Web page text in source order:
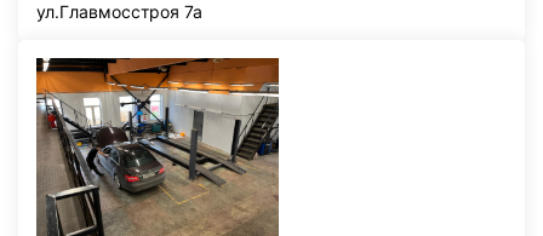
ул.Главмосстроя 7а